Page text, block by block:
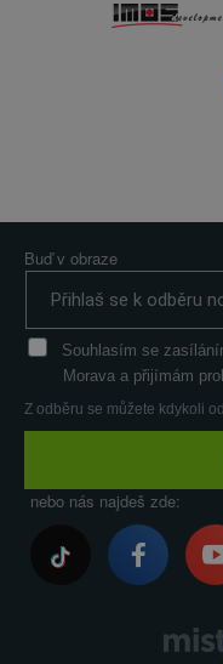
Buď v obraze
Souhlasím se
Morava a přijímám
Z odběru se můžete kdykoli
nebo nás najdeš zde: